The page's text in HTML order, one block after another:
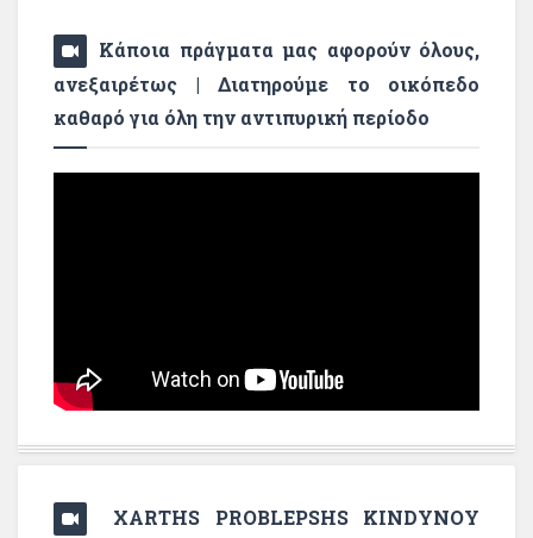
Κάποια πράγματα μας αφορούν όλους,
ανεξαιρέτως | Διατηρούμε το οικόπεδο
καθαρό για όλη την αντιπυρική περίοδο
XARTHS PROBLEPSHS KINDYNOY